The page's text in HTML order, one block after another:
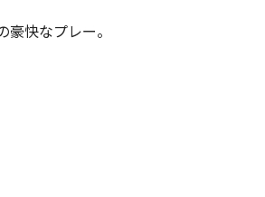
快なプレー。